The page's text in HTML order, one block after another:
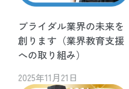
ブライダル業界の未来を
創ります（業界教育支援
への取り組み）
2025年11月21日